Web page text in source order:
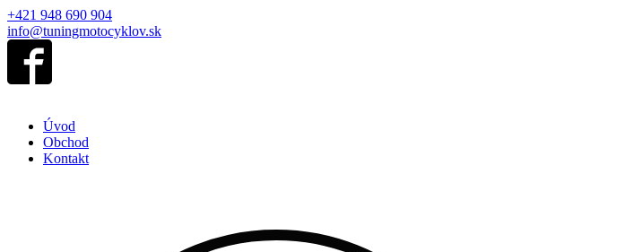
+421 948 690 904
info@tuningmotocyklov.sk
Úvod
Obchod
Kontakt